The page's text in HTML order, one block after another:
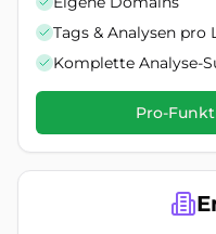
Tags & Analysen pro
Komplette Analyse-
Pro-